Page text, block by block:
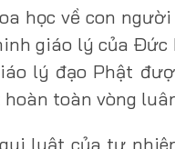
học về con
giáo lý của Ðức
lý đạo Phật
toàn vòng
luật của tự